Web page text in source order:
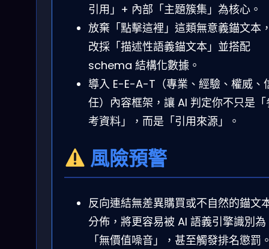
引用」+ 內部「主題簇集」為核心。
放棄「點擊這裡」這類無意義錨文本
改採「描述性語義錨文本」並搭配
schema 結構化數據。
導入 E-E-A-T（專業、經驗、權威、
任）內容框架，讓 AI 判定你不只是「
考資料」，而是「引用來源」。
風險預警
反向連結無差異購買或不自然的錨文
分佈，將更容易被 AI 語義引擎識別為
「無價值噪音」，甚至觸發排名懲罰